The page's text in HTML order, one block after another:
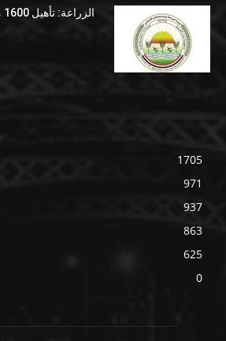
1705
971
937
863
625
0